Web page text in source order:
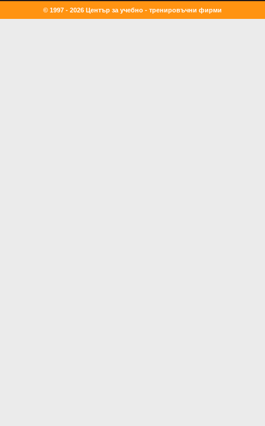
© 1997 - 2026 Център за учебно - тренировъчни фирми